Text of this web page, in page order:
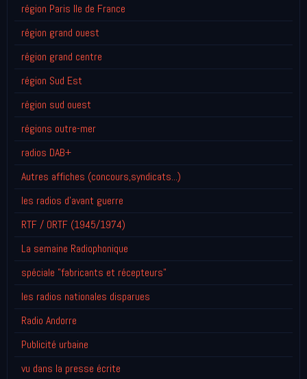
région Paris Ile de France
région grand ouest
région grand centre
région Sud Est
région sud ouest
régions outre-mer
radios DAB+
Autres affiches (concours,syndicats...)
les radios d'avant guerre
RTF / ORTF (1945/1974)
La semaine Radiophonique
spéciale "fabricants et récepteurs"
les radios nationales disparues
Radio Andorre
Publicité urbaine
vu dans la presse écrite